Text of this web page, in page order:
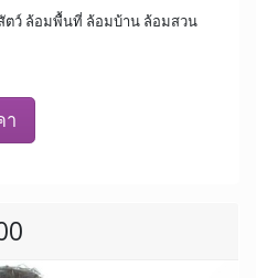
ตว์ ล้อมพื้นที่ ล้อมบ้าน ล้อมสวน
า